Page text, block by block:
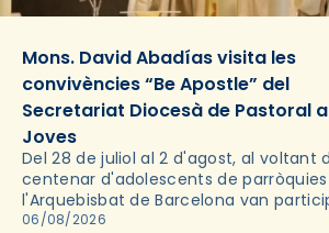
Mons. David Abadías visita les
convivències “Be Apostle” del
Secretariat Diocesà de Pastoral
Joves
Del 28 de juliol al 2 d'agost, al voltant
centenar d'adolescents de
l'Arquebisbat de Barcelona van
les convivències Be Apostle,
06/08/2026